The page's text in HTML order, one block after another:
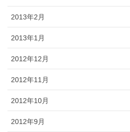
2013年2月
2013年1月
2012年12月
2012年11月
2012年10月
2012年9月